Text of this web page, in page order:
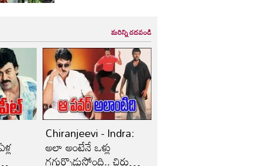
మరిన్ని చదవండి
Chiranjeevi - Indra:
అలా అంటేనే ఒళ్లు
గగుర్పొడుస్తోంది.. చిరు